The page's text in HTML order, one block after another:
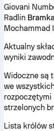
Giovani
Radlin
Mochammad
Aktualny
wyniki
Widoczne są
we
rozpoczętymi
strzelonych
Lista królów